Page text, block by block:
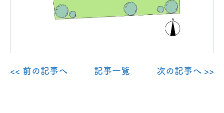
<< 前の記事へ 記事一覧 次の記事へ >>